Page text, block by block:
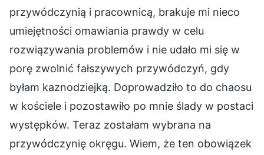
przywódczynią i pracownicą, brakuje mi nieco
umiejętności omawiania prawdy w celu
rozwiązywania problemów i nie udało mi się w
porę zwolnić fałszywych przywódczyń, gdy
byłam kaznodziejką. Doprowadziło to do chaosu
w kościele i pozostawiło po mnie ślady w postaci
występków. Teraz zostałam wybrana na
przywódczynię okręgu. Wiem, że ten obowiązek